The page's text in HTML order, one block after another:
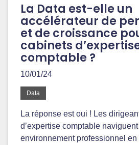
La Data est-elle un
accélérateur de
et de croissance
cabinets
comptable ?
10/01/24
Data
La réponse est oui ! Les
d’expertise comptable
environnement professionnel